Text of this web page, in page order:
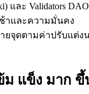
และ Validators
ช้าและความมั่นคง
ยจุดตามค่าปรับแ
ม แข็ง มาก